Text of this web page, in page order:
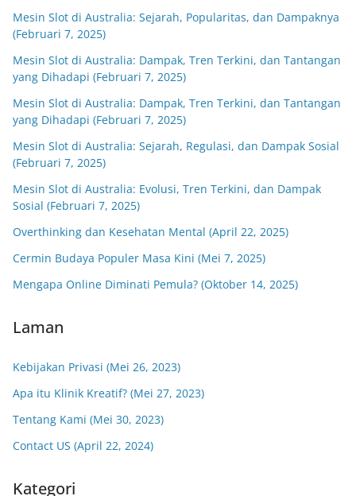
Mesin Slot di Australia: Sejarah, Popularitas, dan Dampaknya
(Februari 7, 2025)
Mesin Slot di Australia: Dampak, Tren Terkini, dan Tantangan
yang Dihadapi (Februari 7, 2025)
Mesin Slot di Australia: Dampak, Tren Terkini, dan Tantangan
yang Dihadapi (Februari 7, 2025)
Mesin Slot di Australia: Sejarah, Regulasi, dan Dampak Sosial
(Februari 7, 2025)
Mesin Slot di Australia: Evolusi, Tren Terkini, dan Dampak
Sosial (Februari 7, 2025)
Overthinking dan Kesehatan Mental (April 22, 2025)
Cermin Budaya Populer Masa Kini (Mei 7, 2025)
Mengapa Online Diminati Pemula? (Oktober 14, 2025)
Laman
Kebijakan Privasi (Mei 26, 2023)
Apa itu Klinik Kreatif? (Mei 27, 2023)
Tentang Kami (Mei 30, 2023)
Contact US (April 22, 2024)
Kategori